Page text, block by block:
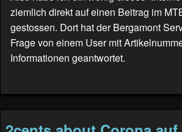
ziemlich direkt auf einen Beitrag im
gestossen. Dort hat der Bergamont
Frage von einem User mit
Informationen geantwortet.